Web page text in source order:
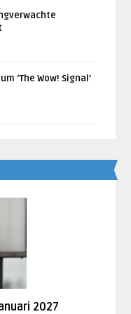
‘The Wow! Signal’
2027